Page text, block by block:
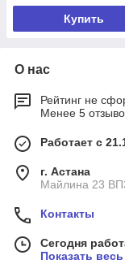
Купить
О нас
Рейтинг не
Менее 5
Работает с
г. Астана
Майлина 23
Контакты
Сегодня
Показать